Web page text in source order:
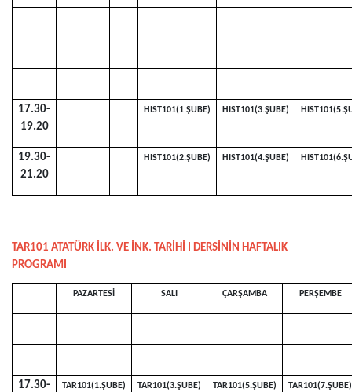
17.30-
19.20
HIST101(1.ŞUBE) HIST101(3.ŞUBE)
19.30-
21.20
HIST101(2.ŞUBE) HIST101(4.ŞUBE)
TAR101 ATATÜRK İLK. VE İNK. TARİHİ I DERSİNİN HAFTALIK
PROGRAMI
PAZARTESİ SALI ÇARŞAMBA PERŞEMBE
17.30-
TAR101(1.ŞUBE) TAR101(3.ŞUBE) TAR101(5.ŞUBE) TAR101(7.ŞUBE)